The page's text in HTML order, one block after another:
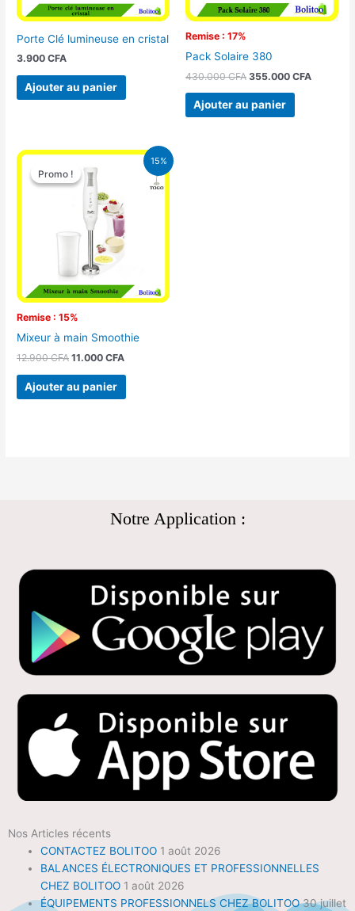
Porte Clé lumineuse en cristal
3.900CFA
Ajouter au panier
Remise : 17%
Pack Solaire 380
430.000CFA 355.000 CFA
Ajouter au panier
15%
Promo !
Remise : 15%
Promo !
Mixeur à main Smoothie
12.900CFA
Le
prix
initial
était :
12.900 CFA.
11.000CFA
Le
Ajouter au panier
Notre Application :
Nos Articles récents
CONTACTEZ BOLITOO 1 août 2026
BALANCES ÉLECTRONIQUES ET PROFESSIONNELLES
CHEZ BOLITOO 1 août 2026
ÉQUIPEMENTS PROFESSIONNELS CHEZ BOLITOO 30 juillet